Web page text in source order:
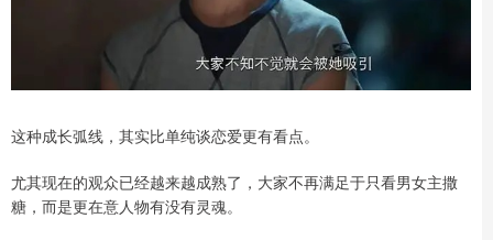
这种成长弧线，其实比单纯谈恋爱更有看点。
尤其现在的观众已经越来越成熟了，大家不再满足于只看男女主撒
糖，而是更在意人物有没有灵魂。